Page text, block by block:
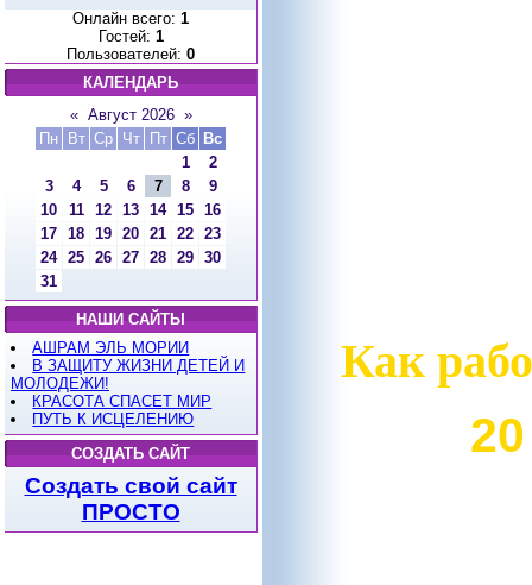
Онлайн всего: 1
Гостей: 1
Пользователей: 0
КАЛЕНДАРЬ
« Август 2026 »
Пн
Вт Ср Чт Пт Сб Вс
1
2
3
4 5 6 7 8
9
10
11 12 13 14 15 16
17 18 19 20 21 22 23
24 25 26 27 28 29 30
31
НАШИ САЙТЫ
АШРАМ ЭЛЬ МОРИИ
В ЗАЩИТУ ЖИЗНИ ДЕТЕЙ И
МОЛОДЕЖИ!
КРАСОТА СПАСЕТ МИР
ПУТЬ К ИСЦЕЛЕНИЮ
СОЗДАТЬ САЙТ
Создать свой сайт
ПРОСТО
Как